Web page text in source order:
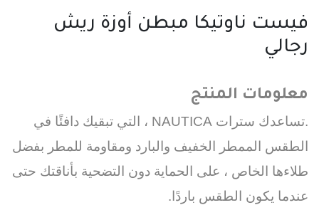
فيست ناوتيكا مبطن أوزة ريش
رجالي
معلومات المنتج
.تساعدك سترات NAUTICA ، التي تبقيك دافئًا في
الطقس الممطر الخفيف والبارد ومقاومة للمطر بفضل
طلاءها الخاص ، على الحماية دون التضحية بأناقتك حتى
عندما يكون الطقس باردًا.